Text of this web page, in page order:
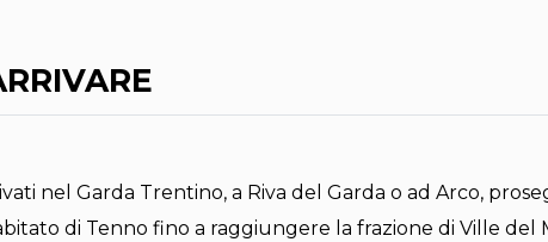
nel Garda Trentino, a Riva del Garda o ad Arco,
di Tenno fino a raggiungere la frazione di Ville del